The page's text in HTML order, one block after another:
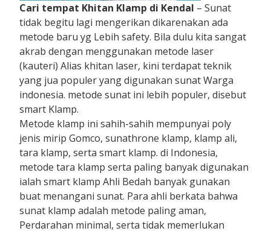
Cari tempat Khitan Klamp di Kendal – Sunat
tidak begitu lagi mengerikan dikarenakan ada
metode baru yg Lebih safety. Bila dulu kita sangat
akrab dengan menggunakan metode laser
(kauteri) Alias khitan laser, kini terdapat teknik
yang jua populer yang digunakan sunat Warga
indonesia. metode sunat ini lebih populer, disebut
smart Klamp.
Metode klamp ini sahih-sahih mempunyai poly
jenis mirip Gomco, sunathrone klamp, klamp ali,
tara klamp, serta smart klamp. di Indonesia,
metode tara klamp serta paling banyak digunakan
ialah smart klamp Ahli Bedah banyak gunakan
buat menangani sunat. Para ahli berkata bahwa
sunat klamp adalah metode paling aman,
Perdarahan minimal, serta tidak memerlukan